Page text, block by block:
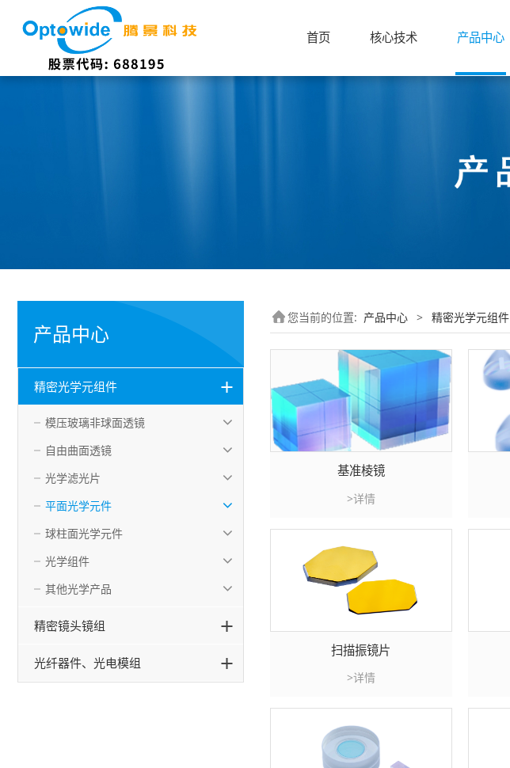
首页 核心技术 产品中心
产品中心
精密光学元组件
模压玻璃非球面透镜
自由曲面透镜
光学滤光片
平面光学元件
球柱面光学元件
光学组件
其他光学产品
精密镜头镜组
光纤器件、光电模组
您当前的位置: 产品中心 > 精密光学元组件
基准棱镜
>详情
扫描振镜片
>详情